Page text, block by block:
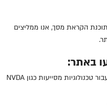
הקראת מסך, אנו ממליצים
באתר:
מסייעות כגון NVDA